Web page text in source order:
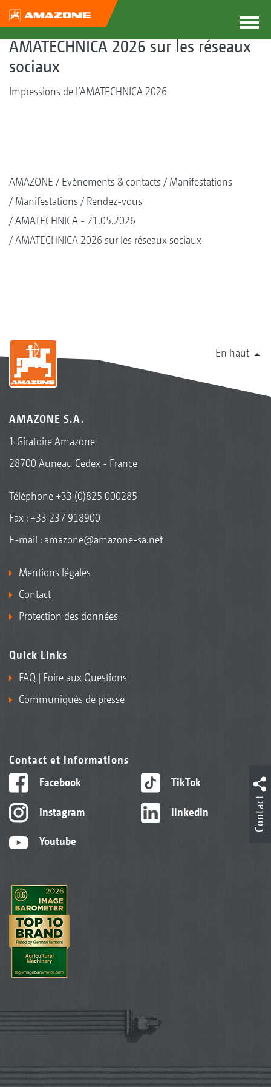
AMATECHNICA 2026 sur les réseaux
sociaux
Impressions de l’AMATECHNICA 2026
AMAZONE Evènements & contacts
Manifestations
Manifestations
Rendez-vous
AMATECHNICA - 21.05.2026
AMATECHNICA 2026 sur les réseaux sociaux
En haut
AMAZONE S.A.
1 Giratoire Amazone
28700 Auneau Cedex - France
Téléphone+33 (0)825 000285
Fax : +33 237 918900
E-mail : amazone@amazone-sa.net
Mentions légales
Contact
Protection des données
Quick Links
FAQ | Foire aux Questions
Communiqués de presse
Contact et informations
Facebook
Instagram
Youtube
TikTok
linkedIn Contact